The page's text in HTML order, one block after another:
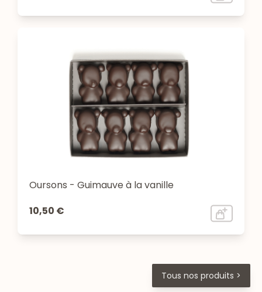
Oursons - Guimauve à la vanille
10,50 €
Tous nos produits >